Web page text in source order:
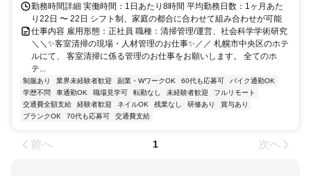
勤務時間詳細 実働時間：1日あたり8時間 平均勤務日数：1ヶ月あた
り22日 〜 22日 シフト制、家庭の都合に合わせて組み合わせが可能
仕事内容 雇用形態：正社員 職種：清掃管理/運営、社会科学学術研究
＼＼✨客室清掃の現場・人材管理のお仕事✨／／ 札幌市中央区のホテ
ルにて、 客室清掃に係る管理のお仕事をお願いします。 全てのホ
テ...
制服あり 業界未経験者歓迎 副業・WワークOK 60代も応募可
バイク通勤OK
学歴不問
車通勤OK 職場見学可 転勤なし 未経験者歓迎
フルリモート
交通費全額支給
経験者歓迎 ネイルOK 残業なし 研修あり
賞与あり
ブランクOK
70代も応募可 交通費支給
前へ 1 次へ